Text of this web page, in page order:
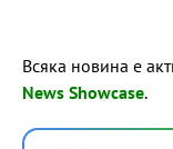
Всяка новина е
News Showcase.